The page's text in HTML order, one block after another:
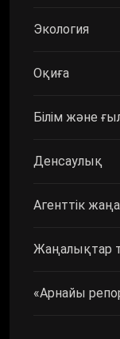
Экология
Оқиға
Білім және
Денсаулық
Агенттік
Жаңалықтар
«Арнайы